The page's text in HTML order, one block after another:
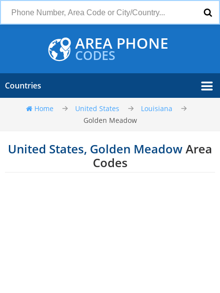
AREA PHONE
CODES
Countries
Home United States
Louisiana
Golden Meadow
United States, Golden MeadowArea
Codes